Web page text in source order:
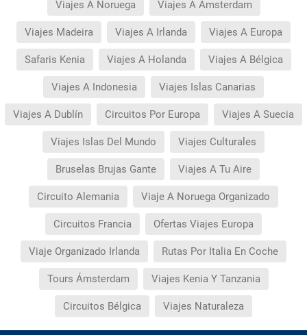
Viajes A Noruega Viajes A Ámsterdam
Viajes Madeira Viajes A Irlanda Viajes A Europa
Safaris Kenia Viajes A Holanda Viajes A Bélgica
Viajes A Indonesia Viajes Islas Canarias
Viajes A Dublín Circuitos Por Europa Viajes A Suecia
Viajes Islas Del Mundo Viajes Culturales
Bruselas Brujas Gante Viajes A Tu Aire
Circuito Alemania Viaje A Noruega Organizado
Circuitos Francia Ofertas Viajes Europa
Viaje Organizado Irlanda Rutas Por Italia En Coche
Tours Ámsterdam Viajes Kenia Y Tanzania
Circuitos Bélgica Viajes Naturaleza